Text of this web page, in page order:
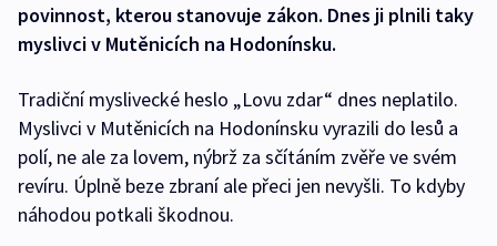
povinnost, kterou stanovuje zákon. Dnes ji plnili taky
myslivci v Mutěnicích na Hodonínsku.
Tradiční myslivecké heslo „Lovu zdar“ dnes neplatilo.
Myslivci v Mutěnicích na Hodonínsku vyrazili do lesů a
polí, ne ale za lovem, nýbrž za sčítáním zvěře ve svém
revíru. Úplně beze zbraní ale přeci jen nevyšli. To kdyby
náhodou potkali škodnou.